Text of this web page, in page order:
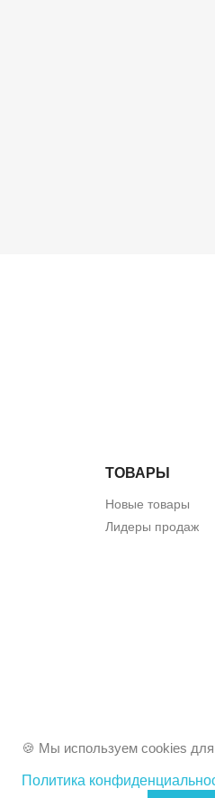
ТОВАРЫ
Новые товары
Лидеры продаж
🍪 Мы используем cookies для
Политика